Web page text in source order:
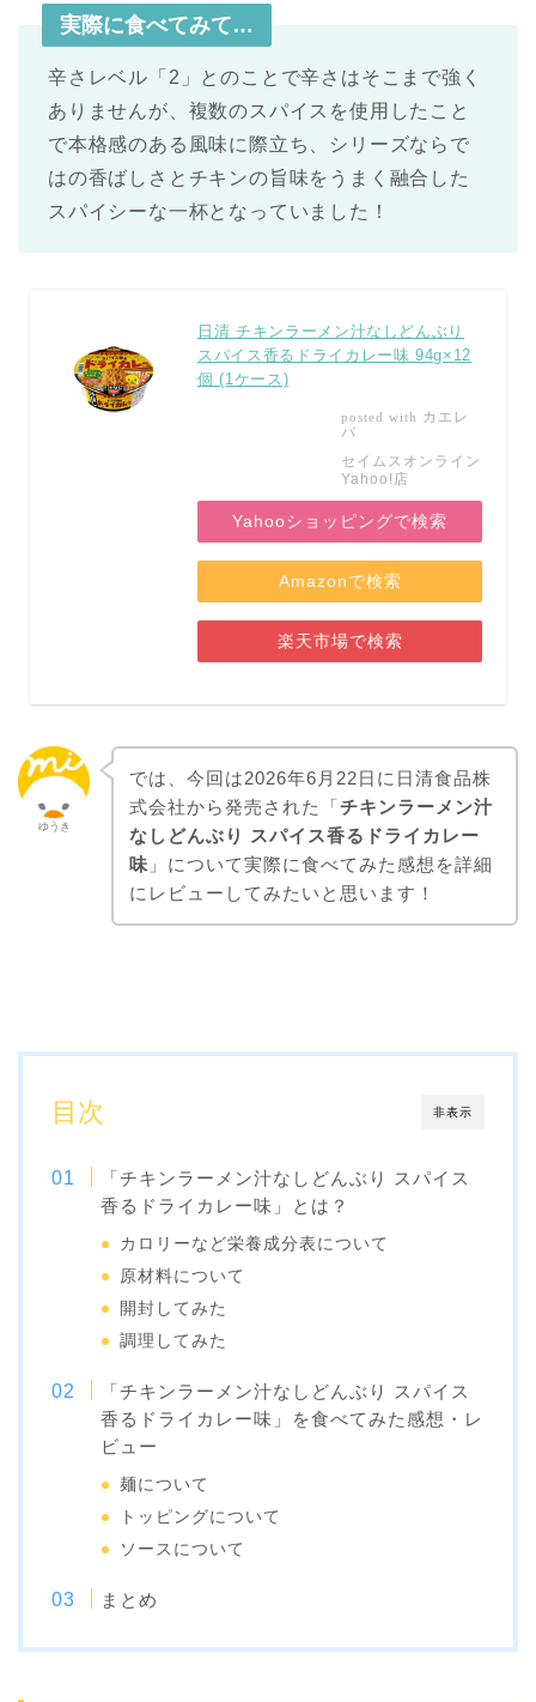
実際に食べてみて…
辛さレベル「2」とのことで辛さはそこまで強く
ありませんが、複数のスパイスを使用したこと
で本格感のある風味に際立ち、シリーズならで
はの香ばしさとチキンの旨味をうまく融合した
スパイシーな一杯となっていました！
日清 チキンラーメン汁なしどんぶり
スパイス香るドライカレー味 94g×12
個 (1ケース)
posted with カエレ
バ
セイムスオンライン
Yahoo!店
Yahooショッピングで検索
Amazonで検索
楽天市場で検索
ゆうき
では、今回は2026年6月22日に日清食品株
式会社から発売された「チキンラーメン汁
なしどんぶり スパイス香るドライカレー
味 」について実際に食べてみた感想を詳細
にレビューしてみたいと思います！
非表示
目次
「チキンラーメン汁なしどんぶり スパイス
香るドライカレー味」とは？
カロリーなど栄養成分表について
原材料について
開封してみた
調理してみた
「チキンラーメン汁なしどんぶり スパイス
香るドライカレー味」を食べてみた感想・レ
ビュー
麺について
トッピングについて
ソースについて
まとめ